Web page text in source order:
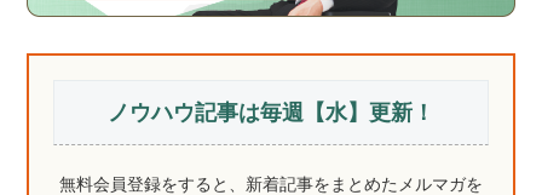
ノウハウ記事は毎週【水】更新！
無料会員登録をすると、新着記事をまとめたメルマガを